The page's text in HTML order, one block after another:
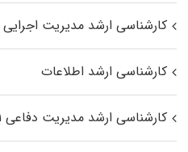
کارشناسی ارشد مدیریت اجرایی
کارشناسی ارشد اطلاعات
کارشناسی ارشد مدیریت دفاعی ۱